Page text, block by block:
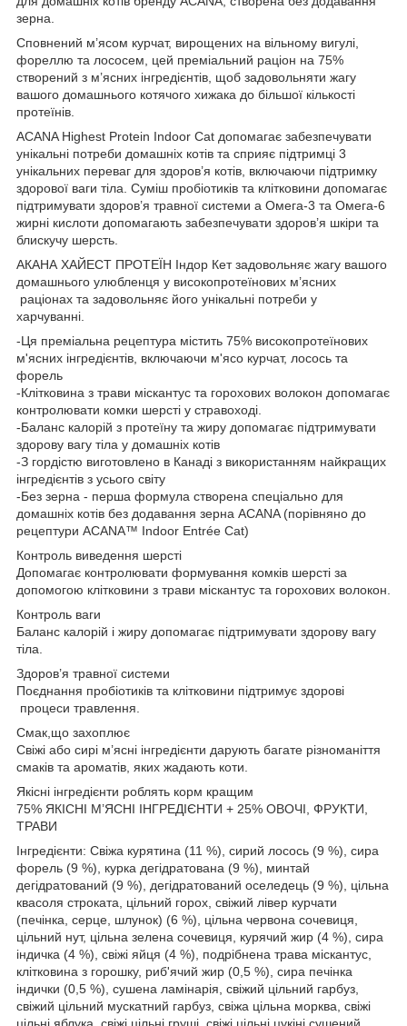
зерна.
Сповнений м’ясом курчат, вирощених на вільному вигулі,
фореллю та лососем, цей преміальний раціон на 75%
створений з м’ясних інгредієнтів, щоб задовольняти жагу
вашого домашнього котячого хижака до більшої кількості
протеїнів.
ACANA Highest Protein Indoor Cat допомагає забезпечувати
унікальні потреби домашніх котів та сприяє підтримці 3
унікальних переваг для здоров’я котів, включаючи підтримку
здорової ваги тіла. Суміш пробіотиків та клітковини допомагає
підтримувати здоров’я травної системи а Омега-3 та Омега-6
жирні кислоти допомагають забезпечувати здоров’я шкіри та
блискучу шерсть.
АКАНА ХАЙЕСТ ПРОТЕЇН Iндор Кет задовольняє жагу вашого
домашнього улюбленця у високопротеїнових м’ясних
раціонах та задовольняє його унікальні потреби у
харчуванні.
-Ця преміальна рецептура містить 75% високопротеїнових
м'ясних інгредієнтів, включаючи м'ясо курчат, лосось та
форель
-Клітковина з трави міскантус та горохових волокон допомагає
контролювати комки шерсті у стравоході.
-Баланс калорій з протеїну та жиру допомагає підтримувати
здорову вагу тіла у домашніх котів
-З гордістю виготовлено в Канаді з використанням найкращих
інгредієнтів з усього світу
-Без зерна - перша формула створена спеціально для
домашніх котів без додавання зерна AСANA (порівняно до
рецептури ACANA™ Indoor Entrée Cat)
Контроль виведення шерсті
Допомагає контролювати формування комків шерсті за
допомогою клітковини з трави міскантус та горохових волокон.
Контроль ваги
Баланс калорій і жиру допомагає підтримувати здорову вагу
тіла.
Здоров’я травної системи
Поєднання пробіотиків та клітковини підтримує здорові
процеси травлення.
Смак,що захоплює
Свіжі або сирі м’ясні інгредієнти дарують багате різноманіття
смаків та ароматів, яких жадають коти.
Якісні інгредієнти роблять корм кращим
75% ЯКІСНІ М’ЯСНІ ІНГРЕДІЄНТИ + 25% ОВОЧІ, ФРУКТИ,
ТРАВИ
Інгредієнти: Свіжа курятина (11 %), сирий лосось (9 %), сира
форель (9 %), курка дегідратована (9 %), минтай
дегідратований (9 %), дегідратований оселедець (9 %), цільна
квасоля строката, цільний горох, свіжий лівер курчати
(печінка, серце, шлунок) (6 %), цільна червона сочевиця,
цільний нут, цільна зелена сочевиця, курячий жир (4 %), сира
індичка (4 %), свіжі яйця (4 %), подрібнена трава міскантус,
клітковина з горошку, риб'ячий жир (0,5 %), сира печінка
індички (0,5 %), сушена ламінарія, свіжий цільний гарбуз,
свіжий цільний мускатний гарбуз, свіжа цільна морква, свіжі
цільні яблука, свіжі цільні груші, свіжі цільні цукіні сушений